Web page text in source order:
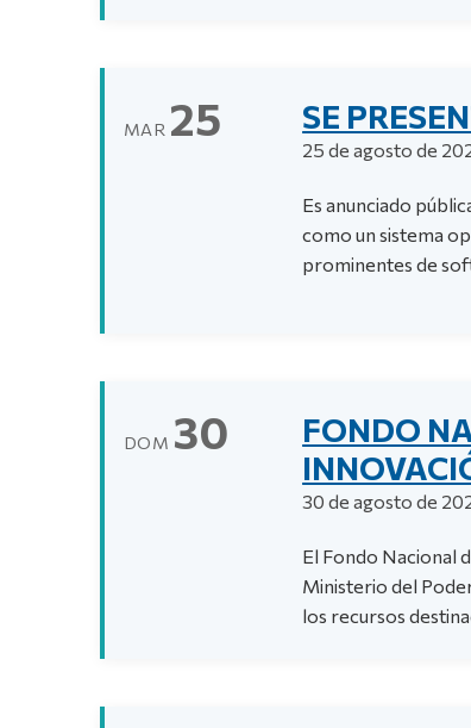
MAR 25 SE
25 de agosto de
Es anunciado
como un sistema
prominentes de
DOM 30
FONDO
30 de agosto de
El Fondo Nacional
Ministerio del
los recursos